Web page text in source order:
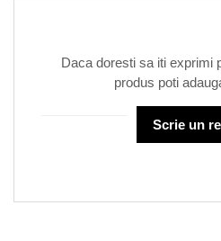
Daca doresti sa iti exprimi
produs poti
Scrie un